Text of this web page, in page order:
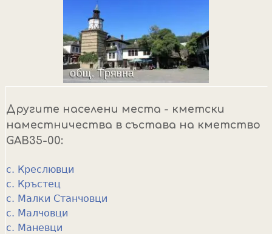
Другите населени места - кметски
наместничества в състава на кметство
GAB35-00:
с. Креслювци
с. Кръстец
с. Малки Станчовци
с. Малчовци
с. Маневци